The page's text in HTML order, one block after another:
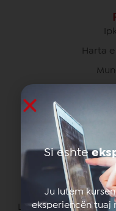
Harta
Lagjja Ulpiana Rr.
Si eshte
Ju lutem
eksperiencën tuaj